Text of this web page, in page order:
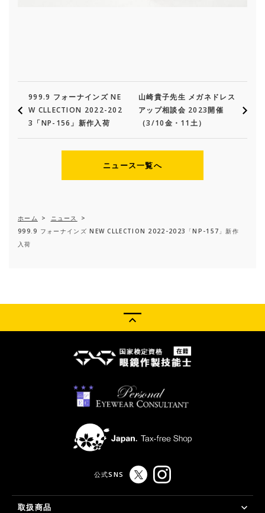
999.9 フォーナインズ NE
W CLLECTION 2022-202
3「NP-156」新作入荷
山崎貴子先生 メガネドレス
アップ相談会 2023開催
（3/10金・11土）
ニュース一覧へ
ホーム > ニュース
>
999.9 フォーナインズ NEW CLLECTION 2022-2023「NP-157」新作
入荷
公式SNS
取扱商品